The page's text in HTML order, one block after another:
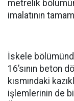
metrelik
imalatının
İskele
16’sının beton
kısmındaki
işlemlerinin de